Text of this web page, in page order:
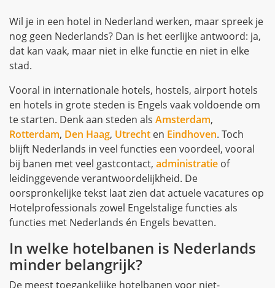
Wil je in een hotel in Nederland werken, maar spreek je
nog geen Nederlands? Dan is het eerlijke antwoord: ja,
dat kan vaak, maar niet in elke functie en niet in elke
stad.
Vooral in internationale hotels, hostels, airport hotels
en hotels in grote steden is Engels vaak voldoende om
te starten. Denk aan steden als Amsterdam,
Rotterdam, Den Haag, Utrecht en Eindhoven. Toch
blijft Nederlands in veel functies een voordeel, vooral
bij banen met veel gastcontact, administratie of
leidinggevende verantwoordelijkheid. De
oorspronkelijke tekst laat zien dat actuele vacatures op
Hotelprofessionals zowel Engelstalige functies als
functies met Nederlands én Engels bevatten.
In welke hotelbanen is Nederlands
minder belangrijk?
De meest toegankelijke hotelbanen voor niet-